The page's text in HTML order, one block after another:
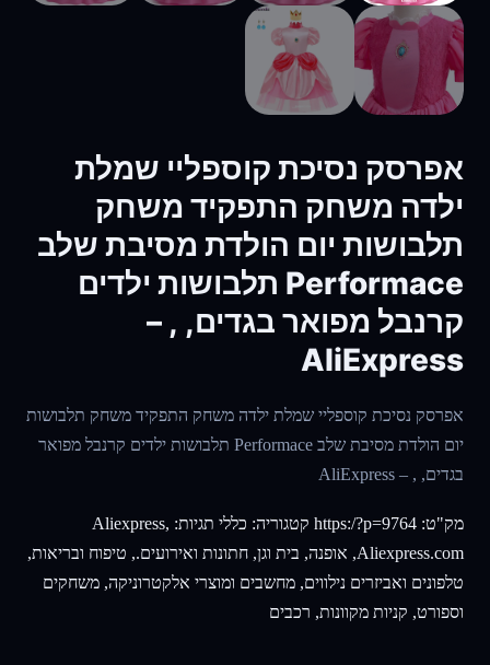
אפרסק נסיכת קוספליי שמלת
ילדה משחק התפקיד משחק
תלבושות יום הולדת מסיבת שלב
Performace תלבושות ילדים
קרנבל מפואר בגדים, , –
AliExpress
אפרסק נסיכת קוספליי שמלת ילדה משחק התפקיד משחק תלבושות
יום הולדת מסיבת שלב Performace תלבושות ילדים קרנבל מפואר
בגדים, , – AliExpress
מק"ט: https:/?p=9764 קטגוריה: כללי תגיות: Aliexpress,
Aliexpress.com
, אופנה, בית וגן, חתונות ואירועים., טיפוח ובריאות,
טלפונים ואביזרים נילווים, מחשבים ומוצרי אלקטרוניקה, משחקים
וספורט, קניות מקוונות, רכבים